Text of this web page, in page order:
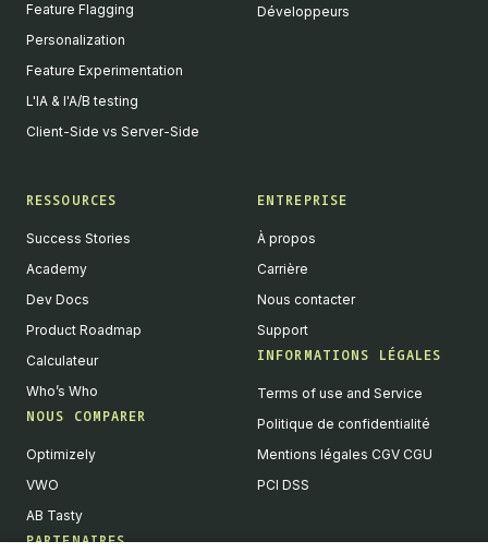
Feature Flagging
Personalization
Feature Experimentation
L'IA & l'A/B testing
Client-Side vs Server-Side
Développeurs
RESSOURCES
Success Stories
Academy
Dev Docs
Product Roadmap
Calculateur
Who’s Who
NOUS COMPARER
Optimizely
VWO
AB Tasty
PARTENAIRES
ENTREPRISE
À propos
Carrière
Nous contacter
Support
INFORMATIONS LÉGALES
Terms of use and Service
Politique de confidentialité
Mentions légales CGV CGU
PCI DSS